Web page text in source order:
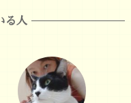
る人